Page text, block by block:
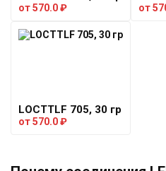
от570.0₽ от
LOCTTLF 705, 30 гр
от570.0₽